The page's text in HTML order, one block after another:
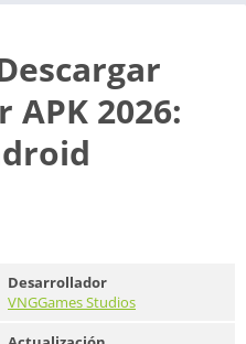
2026:
Desarrollador
VNGGames Studios